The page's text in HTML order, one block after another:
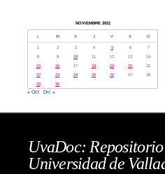
NOVIEMBRE 2021
L M X J V S D
1 2 3 4 5 6
7
8
9 10 11 12 13
14
15
16 17 18 19 20
21
22
23 24 25 26 27
28
29
30
« Oct Dic »
UvaDoc:
Universidad de